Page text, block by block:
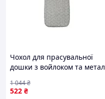
Чохол для прасувальної
дошки з войлоком та метал
захисту дошки S
522 ₴
1 044₴